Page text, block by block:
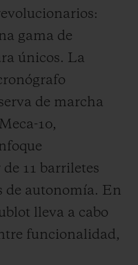
gama de
únicos. La
de marcha
10,
11 barriletes
de autonomía. En
lleva a cabo
funcionalidad,